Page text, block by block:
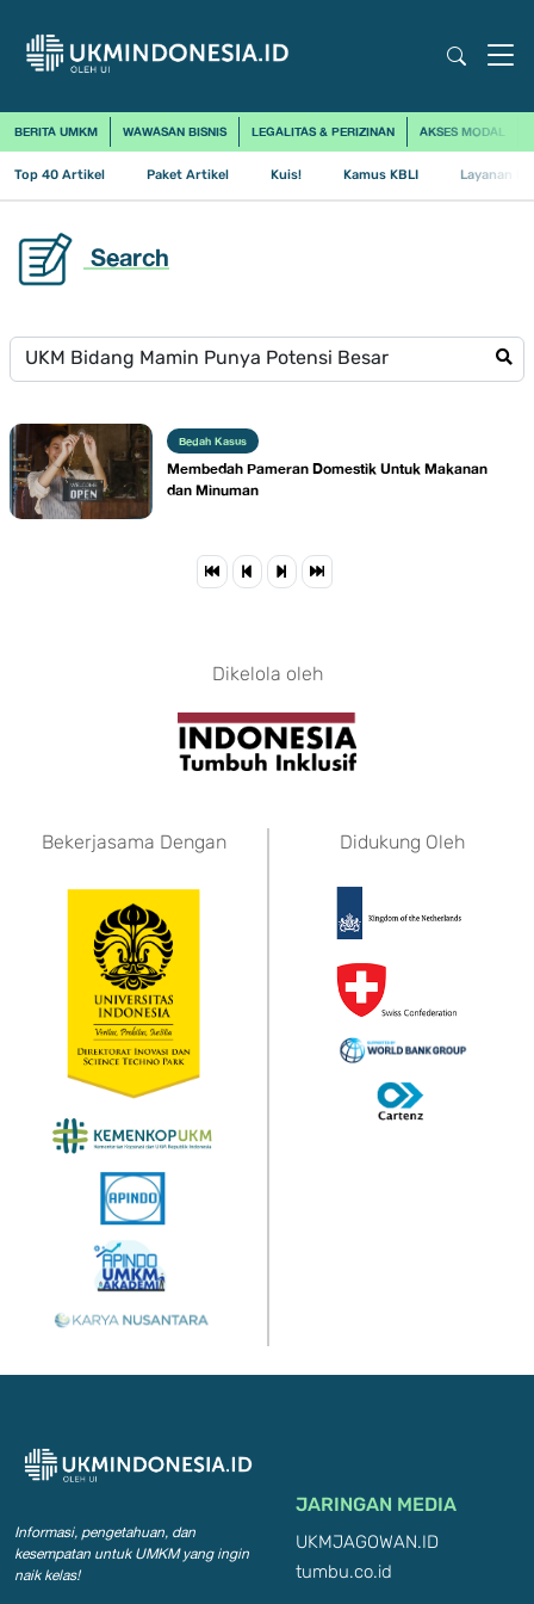
BERITA UMKM WAWASAN BISNIS LEGALITAS & PERIZINAN AKSES MODAL
Top 40 Artikel Paket Artikel Kuis! Kamus KBLI Layanan
Search
Bedah Kasus
​Membedah Pameran Domestik Untuk Makanan
dan Minuman
Dikelola oleh
Bekerjasama Dengan Didukung Oleh
Informasi, pengetahuan, dan
kesempatan untuk UMKM yang ingin
naik kelas!
JARINGAN MEDIA
UKMJAGOWAN.ID
tumbu.co.id